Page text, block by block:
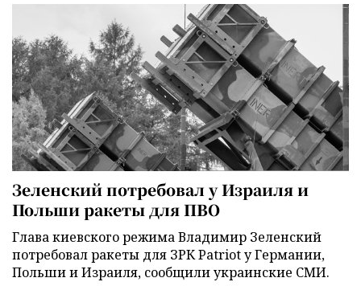
Зеленский потребовал у Израиля и
Польши ракеты для ПВО
Глава киевского режима Владимир Зеленский
потребовал ракеты для ЗРК Patriot у Германии,
Польши и Израиля, сообщили украинские СМИ.